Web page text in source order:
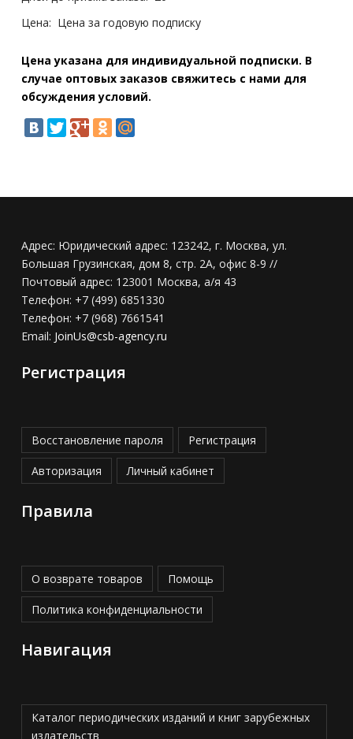
Цена: Цена за годовую подписку
Цена указана для индивидуальной подписки. В
случае оптовых заказов свяжитесь с нами для
обсуждения условий.
Адрес: Юридический адрес: 123242, г. Москва, ул.
Большая Грузинская, дом 8, стр. 2А, офис 8-9 //
Почтовый адрес: 123001 Москва, а/я 43
Телефон: +7 (499) 6851330
Телефон: +7 (968) 7661541
Email: JoinUs@csb-agency.ru
Регистрация
Восстановление пароля Регистрация
Авторизация Личный кабинет
Правила
О возврате товаров Помощь
Политика конфиденциальности
Навигация
Каталог периодических изданий и книг зарубежных
издательств